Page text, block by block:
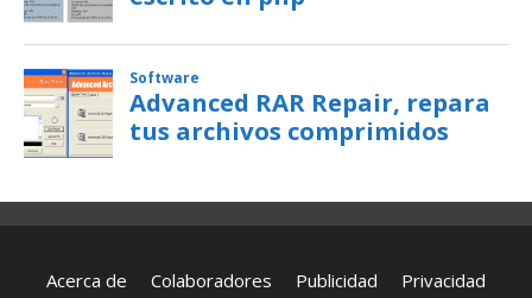
Acerca de Colaboradores Publicidad Privacidad